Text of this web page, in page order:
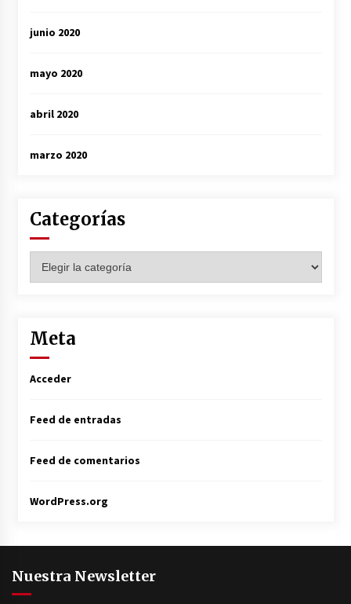
junio 2020
mayo 2020
abril 2020
marzo 2020
Categorías
Meta
Acceder
Feed de entradas
Feed de comentarios
WordPress.org
Nuestra Newsletter